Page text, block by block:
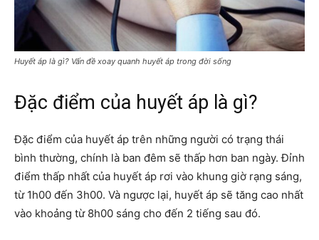
Huyết áp là gì? Vấn đề xoay quanh huyết áp trong đời sống
Đặc điểm của huyết áp là gì?
Đặc điểm của huyết áp trên những người có trạng thái
bình thường, chính là ban đêm sẽ thấp hơn ban ngày. Đỉnh
điểm thấp nhất của huyết áp rơi vào khung giờ rạng sáng,
từ 1h00 đến 3h00. Và ngược lại, huyết áp sẽ tăng cao nhất
vào khoảng từ 8h00 sáng cho đến 2 tiếng sau đó.